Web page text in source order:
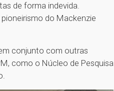
de forma indevida.
do Mackenzie
conjunto com outras
como o Núcleo de Pesquisa